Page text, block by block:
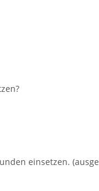
einsetzen.